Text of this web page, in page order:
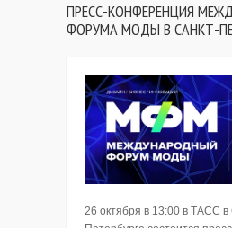
ПРЕСС-КОНФЕРЕНЦИЯ
ФОРУМА МОДЫ В САНКТ-
26 октября в 13:00 в ТАСС в